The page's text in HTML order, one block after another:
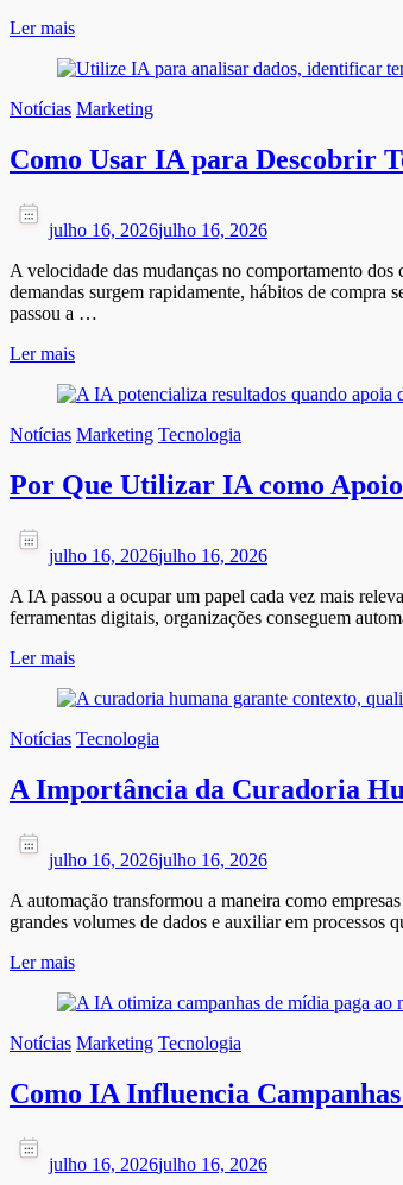
Ler mais
Notícias Marketing
Como Usar IA para Descobrir
julho 16, 2026julho 16, 2026
A velocidade das mudanças no comportamento
demandas surgem rapidamente, hábitos de compra
passou a …
Ler mais
Notícias Marketing Tecnologia
Por Que Utilizar IA como
julho 16, 2026julho 16, 2026
A IA passou a ocupar um papel cada vez mais
ferramentas digitais, organizações conseguem
Ler mais
Notícias Tecnologia
A Importância da Curadoria
julho 16, 2026julho 16, 2026
A automação transformou a maneira como
grandes volumes de dados e auxiliar em processos
Ler mais
Notícias Marketing Tecnologia
Como IA Influencia
julho 16, 2026julho 16, 2026